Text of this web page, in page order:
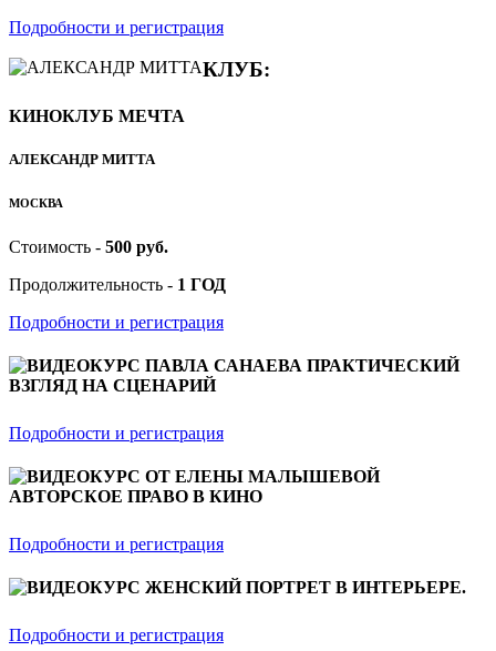
Подробности и регистрация
КЛУБ:
КИНОКЛУБ МЕЧТА
АЛЕКСАНДР МИТТА
МОСКВА
Стоимость - 500 руб.
Продолжительность - 1 ГОД
Подробности и регистрация
ВИДЕОКУРС ПАВЛА САНАЕВА ПРАКТИЧЕСКИЙ
ВЗГЛЯД НА СЦЕНАРИЙ
Подробности и регистрация
ВИДЕОКУРС ОТ ЕЛЕНЫ МАЛЫШЕВОЙ
АВТОРСКОЕ ПРАВО В КИНО
Подробности и регистрация
ВИДЕОКУРС ЖЕНСКИЙ ПОРТРЕТ В ИНТЕРЬЕРЕ.
Подробности и регистрация